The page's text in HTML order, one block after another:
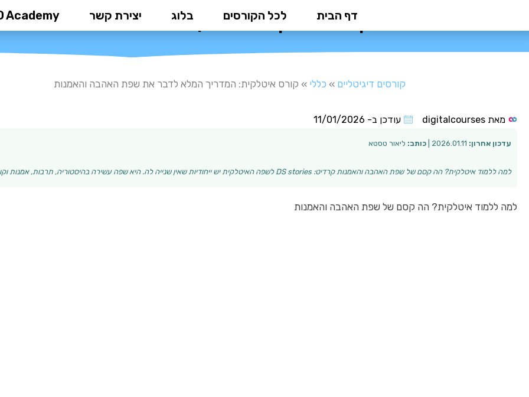
דף הבית לכל הקורסים בלוג יצירת קשר Academy
קורס איטלקית: המדריך המלא לדבר את שפת
קורסים דיגיטליים » כללי » קורס איטלקית: המדריך המלא לדבר את שפת האהבה והאמנות
מאת עודכן ב- 11/01/2026
עדכון אחרון: כותב: ליאור טסטא
למה ללמוד איטלקית? הה קסם של שפת האהבה והאמנות קרדיט: DS stories לשפה האיטלקית יש ייחודיות שאין שנייה לה. היא שפה עשירה בהיסטוריה, תרבות, אמנות וקולינ…
למה ללמוד איטלקית? הה קסם של שפת האהבה והאמנות